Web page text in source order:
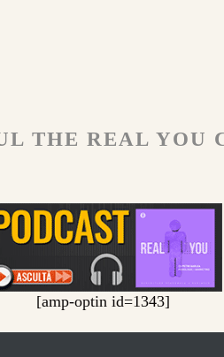
THE REAL YOU
[amp-optin id=1343]